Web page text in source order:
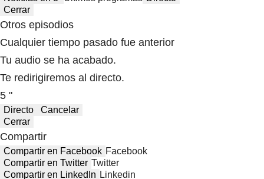
Cerrar
Otros episodios
Cualquier tiempo pasado fue anterior
Tu audio se ha acabado.
Te redirigiremos al directo.
5 "
Directo
Cancelar
Cerrar
Compartir
Compartir en Facebook Facebook
Compartir en Twitter Twitter
Compartir en LinkedIn Linkedin